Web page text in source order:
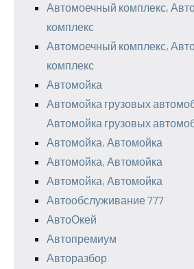
Автомоечный комплекс,
комплекс
Автомоечный комплекс,
комплекс
Автомойка
Автомойка грузовых
Автомойка грузовых
Автомойка, Автомойка
Автомойка, Автомойка
Автомойка, Автомойка
Автообслуживание 777
АвтоОкей
Автопремиум
Авторазбор